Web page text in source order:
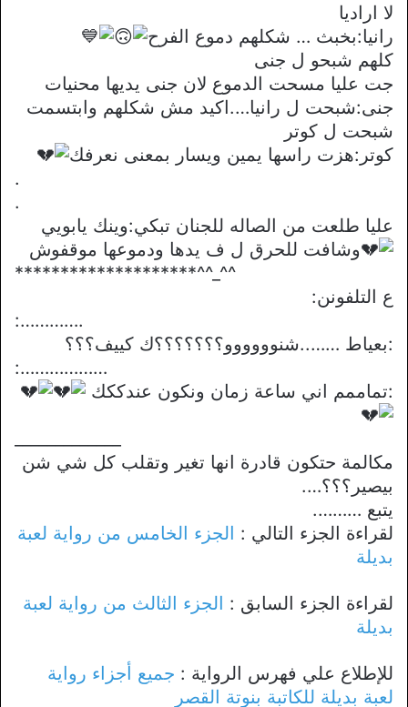
لا اراديا
رانيا:بخبث … شكلهم دموع الفرح
كلهم شبحو ل جنى
جت عليا مسحت الدموع لان جنى يديها محنيات
جنى:شبحت ل رانيا….اكيد مش شكلهم وابتسمت
شبحت ل كوتر
كوتر:هزت راسها يمين ويسار بمعنى نعرفك
.
.
عليا طلعت من الصاله للجنان تبكي:وينك يابويي
وشافت للحرق ل ف يدها ودموعها موقفوش
********************^^_^^
ع التلفونن:
:………….
:بعياط ……..شنوووووو؟؟؟؟؟؟؟ك كييف؟؟؟
:………………
:تماممم اني ساعة زمان ونكون عندككك
مكالمة حتكون قادرة انها تغير وتقلب كل شي شن
بيصير؟؟؟….
يتبع ……….
لقراءة الجزء التالي : الجزء الخامس من رواية لعبة
بديلة
لقراءة الجزء السابق : الجزء الثالث من رواية لعبة
بديلة
للإطلاع علي فهرس الرواية : جميع أجزاء رواية
لعبة بديلة للكاتبة بنوتة القصر